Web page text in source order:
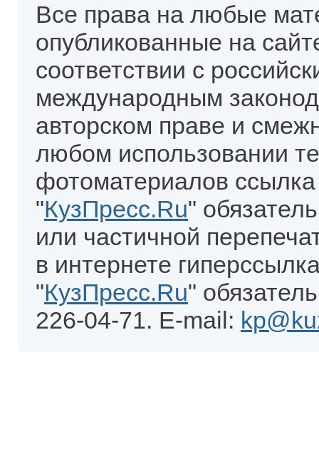
Все права на любые
опубликованные на
соответствии с
международным
авторском праве и
любом использовании
фотоматериалов
"КузПресс.Ru"
или частичной
в интернете
"КузПресс.Ru"
226-04-71. E-mail: